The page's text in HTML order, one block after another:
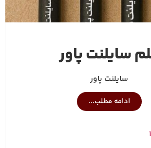
سایلنت پاور
سایلنت پاور
ادامه مطلب...